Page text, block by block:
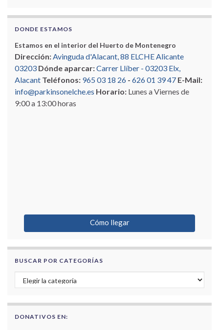
DONDE ESTAMOS
Estamos en el interior del Huerto de Montenegro
Dirección:Avinguda d'Alacant, 88 ELCHE Alicante
03203 Dónde aparcar:Carrer Llíber - 03203 Elx,
Alacant Teléfonos: 965 03 18 26 - 626 01 39 47 E-Mail:
info@parkinsonelche.es Horario: Lunes a Viernes de
9:00 a 13:00 horas
Cómo llegar
BUSCAR POR CATEGORÍAS
Buscar por categorías
DONATIVOS EN: